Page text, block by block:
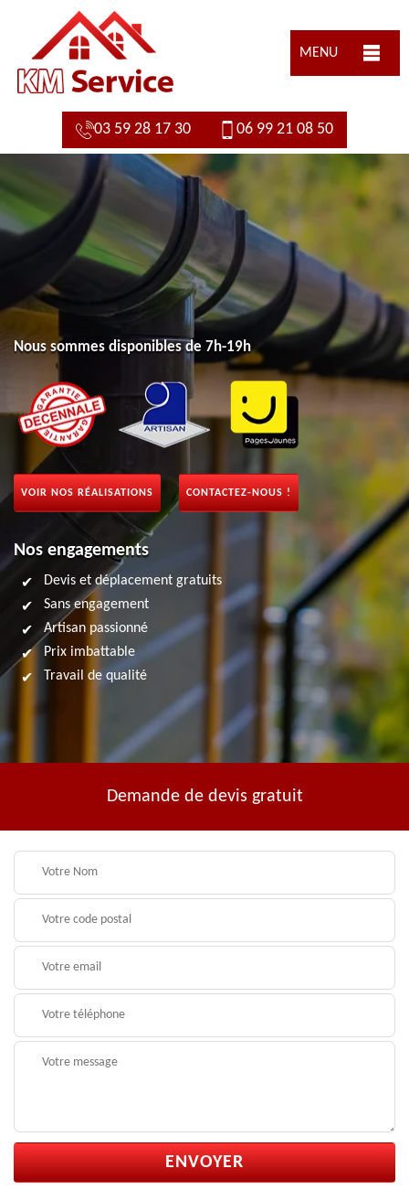
MENU
03 59 28 17 30 06 99 21 08 50
Nous sommes disponibles de 7h-19h
VOIR NOS RÉALISATIONS CONTACTEZ-NOUS !
Nos engagements
Devis et déplacement gratuits
Sans engagement
Artisan passionné
Prix imbattable
Travail de qualité
Demande de devis gratuit